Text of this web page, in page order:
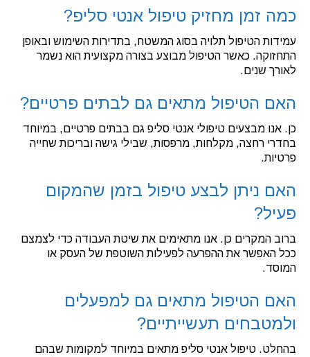
כמה זמן מחזיק טיפול אנטי סליפ?
עמידות הטיפול תלויה בסוג המשטח, בתדירות השימוש ובאופן
התחזוקה. כאשר הטיפול מבוצע בצורה מקצועית הוא נשמר
לאורך שנים.
האם הטיפול מתאים גם לבתים פרטיים?
כן. אנו מבצעים טיפולי אנטי סליפ גם בבתים פרטיים, במיוחד
בחדרי רחצה, מקלחות, מרפסות, שבילי גישה ובריכות שחייה
פרטיות.
האם ניתן לבצע טיפול בזמן שהמקום
פעיל?
ברוב המקרים כן. אנו מתאימים את שיטת העבודה כדי לצמצם
ככל האפשר את ההפרעה לפעילות השוטפת של העסק או
המוסד.
האם הטיפול מתאים גם למפעלים
ולמטבחים תעשייתיים?
בהחלט. טיפול אנטי סליפ מתאים במיוחד למקומות שבהם